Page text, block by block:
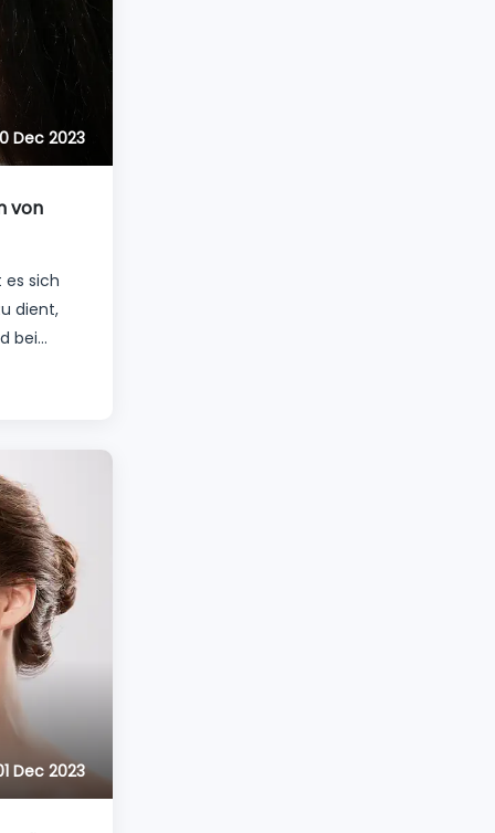
Dec 2023
von
es sich
dient,
bei
Aber
für
Dec 2023